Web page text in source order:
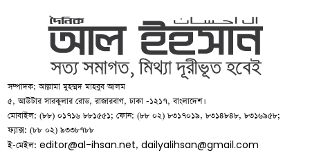
সম্পাদক: আল্লামা মুহম্মদ মাহবুব আলম
৫, আউটার সারকুলার রোড, রাজারবাগ, ঢাকা -১২১৭, বাংলাদেশ।
মোবাইল: (৮৮) ০১৭১৬ ৮৮১৫৫১; ফোন: (৮৮ ০২) ৮৩১৭০১৯, ৮৩১৪৮৪৮, ৮৩১৬৯৫৮;
ফ্যাক্স: (৮৮ ০২) ৯৩৩৮৭৮৮
ই-মেইল:editor@al-ihsan.net,dailyalihsan@gmail.com